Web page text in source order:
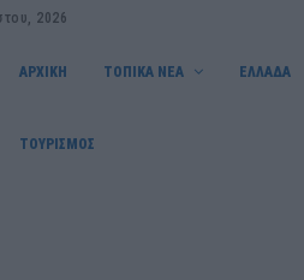
2026
ΑΡΧΙΚΗ ΤΟΠΙΚΑ ΝΕΑ ΕΛΛΑΔΑ
ΤΟΥΡΙΣΜΟΣ